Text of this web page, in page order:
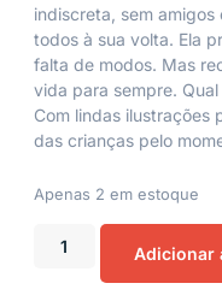
indiscreta, sem
todos à sua volta. Ela
falta de modos. Mas
vida para sempre.
Com lindas ilustrações
das crianças pelo
Apenas 2 em estoque
Adicionar